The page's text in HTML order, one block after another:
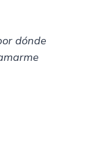
dónde